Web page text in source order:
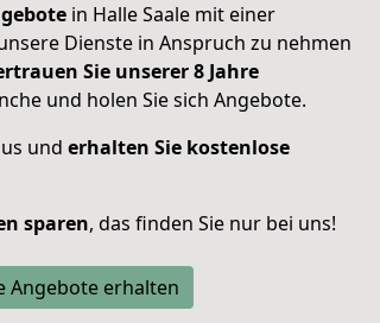
in Halle Saale mit einer
Dienste in Anspruch zu nehmen
Sie unserer 8 Jahre
und holen Sie sich Angebote.
und erhalten Sie kostenlose
sparen, das finden Sie nur bei uns!
Angebote erhalten